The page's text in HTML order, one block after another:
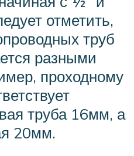
отметить,
труб
разными
проходному
труба 16мм, а
20мм.